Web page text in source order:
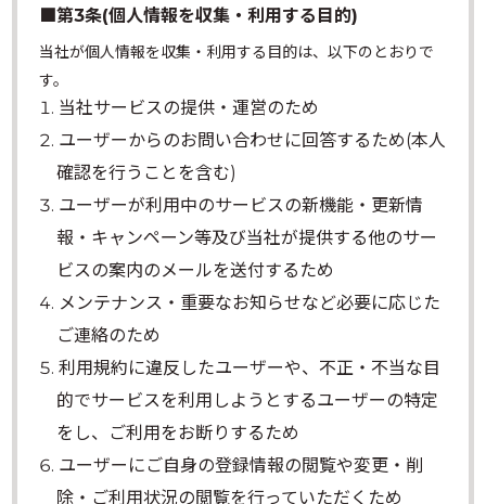
■第3条(個人情報を収集・利用する目的)
当社が個人情報を収集・利用する目的は、以下のとおりで
す。
当社サービスの提供・運営のため
ユーザーからのお問い合わせに回答するため(本人
確認を行うことを含む)
ユーザーが利用中のサービスの新機能・更新情
報・キャンペーン等及び当社が提供する他のサー
ビスの案内のメールを送付するため
メンテナンス・重要なお知らせなど必要に応じた
ご連絡のため
利用規約に違反したユーザーや、不正・不当な目
的でサービスを利用しようとするユーザーの特定
をし、ご利用をお断りするため
ユーザーにご自身の登録情報の閲覧や変更・削
除・ご利用状況の閲覧を行っていただくため